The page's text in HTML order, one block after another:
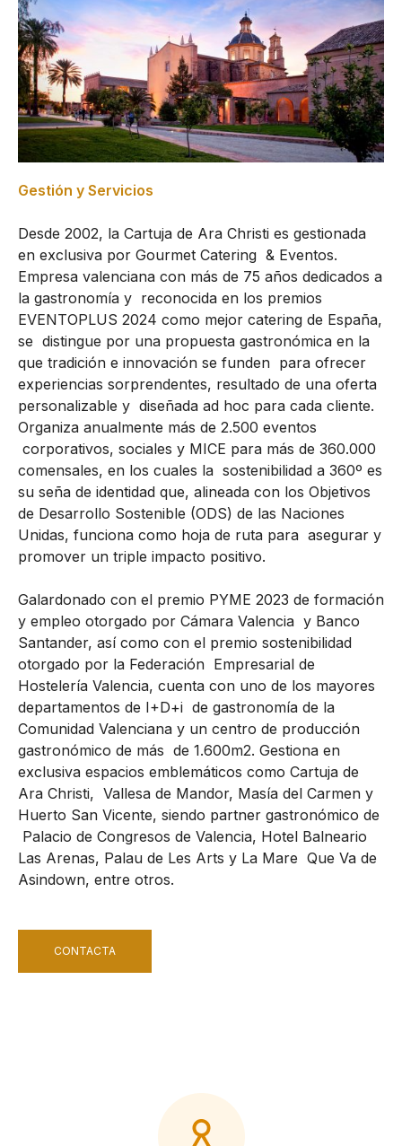
Gestión y Servicios
Desde 2002, la Cartuja de Ara Christi es gestionada
en exclusiva por Gourmet Catering & Eventos.
Empresa valenciana con más de 75 años dedicados a
la gastronomía y reconocida en los premios
EVENTOPLUS 2024 como mejor catering de España,
se distingue por una propuesta gastronómica en la
que tradición e innovación se funden para ofrecer
experiencias sorprendentes, resultado de una oferta
personalizable y diseñada ad hoc para cada cliente.
Organiza anualmente más de 2.500 eventos
corporativos, sociales y MICE para más de 360.000
comensales, en los cuales la sostenibilidad a 360º es
su seña de identidad que, alineada con los Objetivos
de Desarrollo Sostenible (ODS) de las Naciones
Unidas, funciona como hoja de ruta para asegurar y
promover un triple impacto positivo.
Galardonado con el premio PYME 2023 de formación
y empleo otorgado por Cámara Valencia y Banco
Santander, así como con el premio sostenibilidad
otorgado por la Federación Empresarial de
Hostelería Valencia, cuenta con uno de los mayores
departamentos de I+D+i de gastronomía de la
Comunidad Valenciana y un centro de producción
gastronómico de más de 1.600m2. Gestiona en
exclusiva espacios emblemáticos como Cartuja de
Ara Christi, Vallesa de Mandor, Masía del Carmen y
Huerto San Vicente, siendo partner gastronómico de
Palacio de Congresos de Valencia, Hotel Balneario
Las Arenas, Palau de Les Arts y La Mare Que Va de
Asindown, entre otros.
CONTACTA